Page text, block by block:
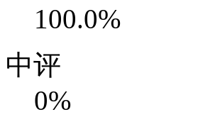
100.0%
中评
0%